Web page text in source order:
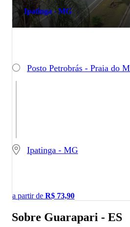
Ipatinga - MG
Posto Petrobrás - Praia do
Ipatinga - MG
a partir de R$ 73,90
Sobre Guarapari - ES